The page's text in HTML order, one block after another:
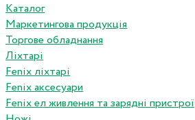
Каталог
Маркетингова продукція
Торгове обладнання
Ліхтарі
Fenix ліхтарі
Fenix аксесуари
Fenix ел живлення та зарядні пристрої